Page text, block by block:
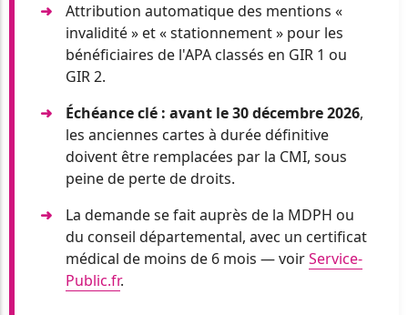
Attribution automatique des mentions «
invalidité » et « stationnement » pour les
bénéficiaires de l'APA classés en GIR 1 ou
GIR 2.
Échéance clé : avant le 30 décembre 2026,
les anciennes cartes à durée définitive
doivent être remplacées par la CMI, sous
peine de perte de droits.
La demande se fait auprès de la MDPH ou
du conseil départemental, avec un certificat
médical de moins de 6 mois — voirService-
Public.fr.